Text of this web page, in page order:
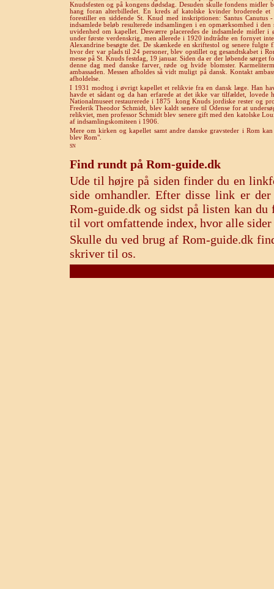
Knudsfesten og på kongens dødsdag. Desuden skulle fondens
hang foran alterbilledet. En kreds af katolske kvinder broderede
forestiller en siddende St. Knud med inskriptionen: Santus
indsamlede beløb resulterede indsamlingen i en opmærksomhed i
uvidenhed om kapellet. Desværre placeredes de indsamlede midler i
under første verdenskrig, men allerede i 1920 indtrådte en fornyet
Alexandrine besøgte det. De skænkede en skriftestol og senere
hvor der var plads til 24 personer, blev opstillet og gesandtskabet i
messe på St. Knuds festdag, 19 januar. Siden da er der løbende sørget
denne dag med danske farver, røde og hvide blomster.
ambassaden. Messen afholdes så vidt muligt på dansk. Kontakt
afholdelse.
I 1931 modtog i øvrigt kapellet et relikvie fra en dansk læge. Han
havde et sådant og da han erfarede at det ikke var tilfældet, lovede
Nationalmuseet restaurerede i 1875
kong Knuds jordiske rester og
Frederik Theodor Schmidt, blev kaldt senere til Odense for at
relikviet, men professor Schmidt blev senere gift med den katolske
af indsamlingskomiteen i 1906.
Mere om kirken og kapellet samt andre danske gravsteder i Rom
blev Rom".
SN
Find rundt på Rom-guide.dk
Ude til højre på siden finder du en
side omhandler. Efter disse link er
Rom-guide.dk og sidst på listen kan
til vort omfattende index, hvor alle
Skulle du ved brug af Rom-guide.dk
skriver til os.